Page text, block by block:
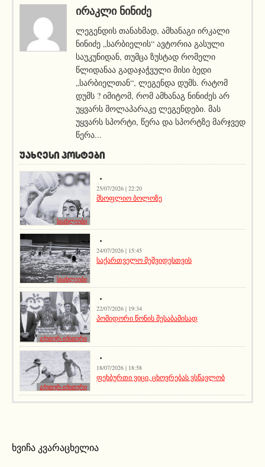
ᲘᲠᲐᲙᲚᲘ ᲜᲘᲜᲘᲫᲔ
ლეგენდის თანახმად, ამხანაგი ირკალი
ნინიძე „სარბიელის“ ავტორია გასული
საუკუნიდან, თუმცა ზუსტად რომელი
წლიდანაა გადაჯაჭვული მისი ბედი
„სარბიელთან“, ლეგენდა დუმს. რატომ
დუმს ? იმიტომ, რომ ამხანაგ ნინიძეს არ
უყვარს მოლაპარაკე ლეგენდები. მას
უყვარს სპორტი, წერა და სპორტზე მარჯვედ
წერა...
ᲣᲐᲮᲚᲔᲡᲘ ᲞᲝᲡᲢᲔᲑᲘ
სიახლეები
25/07/2026 | 22:20
მსოფლიო ბოლოზე
სიახლეები
24/07/2026 | 15:45
საქართველო მეშვიდესთვის
აქეთურ-იქითური
22/07/2026 | 19:34
პომიდორი წონის შესაბამისად
აქეთურ-იქითური
18/07/2026 | 18:58
ფეხბურთი ვიცი, ცხოვრებას ვსწავლობ
ხვიჩა კვარაცხელია